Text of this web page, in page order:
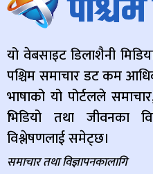
यो वेबसाइट डिलाशैनी
पश्चिम समाचार डट कम
भाषाको यो पोर्टलले
भिडियो तथा जीवनका
विश्लेषणलाई समेट्छ।
समाचार तथा विज्ञापनकालागि